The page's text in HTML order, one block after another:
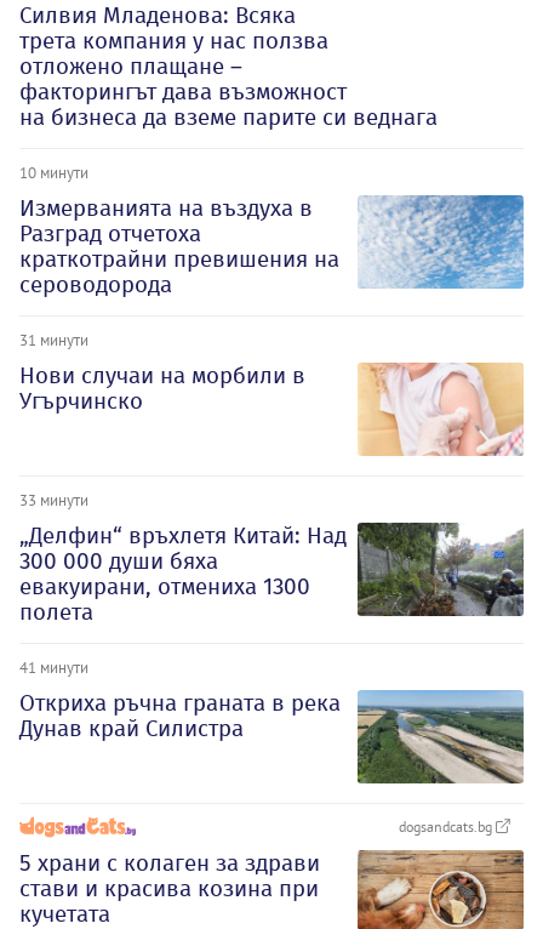
Силвия Младенова: Всяка
трета компания у нас ползва
отложено плащане –
факторингът дава възможност
на бизнеса да вземе парите си веднага
10 минути
Измерванията на въздуха в
Разград отчетоха
краткотрайни превишения на
сероводорода
31 минути
Нови случаи на морбили в
Угърчинско
33 минути
„Делфин“ връхлетя Китай: Над
300 000 души бяха
евакуирани, отмениха 1300
полета
41 минути
Откриха ръчна граната в река
Дунав край Силистра
dogsandcats.bg
5 храни с колаген за здрави
стави и красива козина при
кучетата